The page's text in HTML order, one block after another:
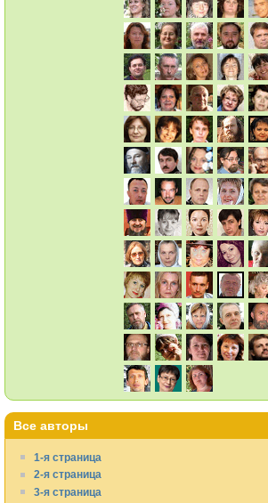
Все авторы
1-я страница
2-я страница
3-я страница